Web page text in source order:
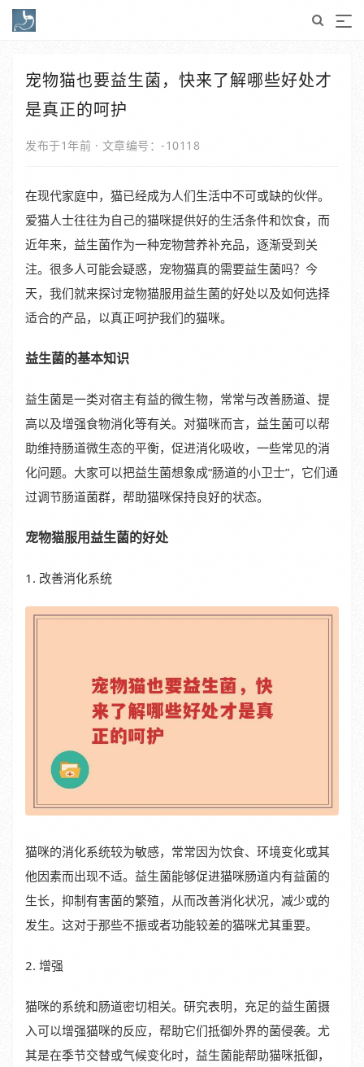
宠物猫也要益生菌，快来了解哪些好处才
是真正的呵护
发布于1年前 · 文章编号：-10118
在现代家庭中，猫已经成为人们生活中不可或缺的伙伴。
爱猫人士往往为自己的猫咪提供好的生活条件和饮食，而
近年来，益生菌作为一种宠物营养补充品，逐渐受到关
注。很多人可能会疑惑，宠物猫真的需要益生菌吗？今
天，我们就来探讨宠物猫服用益生菌的好处以及如何选择
适合的产品，以真正呵护我们的猫咪。
益生菌的基本知识
益生菌是一类对宿主有益的微生物，常常与改善肠道、提
高以及增强食物消化等有关。对猫咪而言，益生菌可以帮
助维持肠道微生态的平衡，促进消化吸收，一些常见的消
化问题。大家可以把益生菌想象成“肠道的小卫士”，它们通
过调节肠道菌群，帮助猫咪保持良好的状态。
宠物猫服用益生菌的好处
1. 改善消化系统
猫咪的消化系统较为敏感，常常因为饮食、环境变化或其
他因素而出现不适。益生菌能够促进猫咪肠道内有益菌的
生长，抑制有害菌的繁殖，从而改善消化状况，减少或的
发生。这对于那些不振或者功能较差的猫咪尤其重要。
2. 增强
猫咪的系统和肠道密切相关。研究表明，充足的益生菌摄
入可以增强猫咪的反应，帮助它们抵御外界的菌侵袭。尤
其是在季节交替或气候变化时，益生菌能帮助猫咪抵御，